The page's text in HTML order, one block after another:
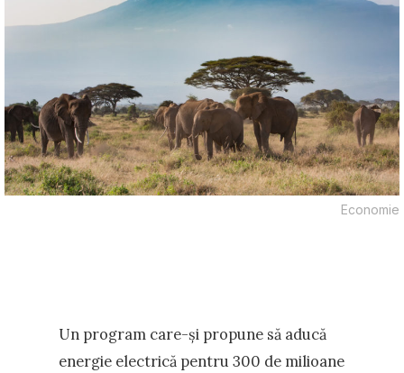
Economie
Un program care-și propune să aducă
energie electrică pentru 300 de milioane